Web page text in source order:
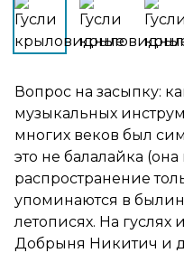
Вопрос на засыпку:
музыкальных
многих веков был
это не балалайка
распространение
упоминаются в
летописях. На гуслях
Добрыня Никитич и